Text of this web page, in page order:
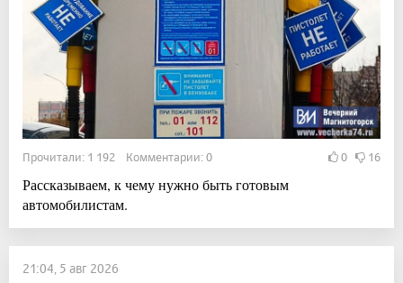
Прочитали: 1 192 Комментарии: 0 0 16
Рассказываем, к чему нужно быть готовым
автомобилистам.
21:04, 5 авг 2026